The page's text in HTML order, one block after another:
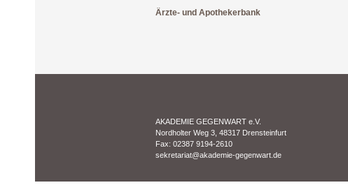
Ärzte- und Apothekerbank
AKADEMIE GEGENWART e.V.
Nordholter Weg 3, 48317 Drensteinfurt
Fax: 02387 9194-2610
sekretariat@akademie-gegenwart.de